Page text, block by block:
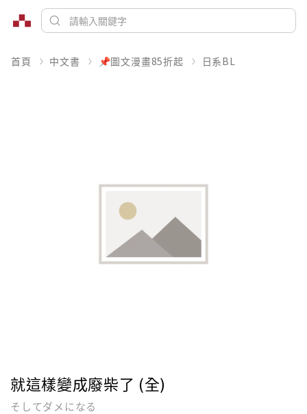
首頁 中文書 📌圖文漫畫85折起 日系BL
就這樣變成廢柴了 (全)
そしてダメになる